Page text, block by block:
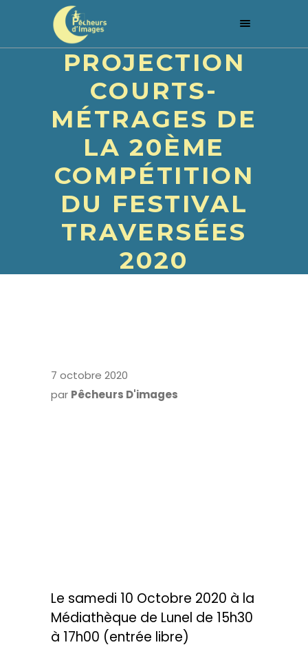
PROJECTION
COURTS-
MÉTRAGES DE
LA 20ÈME
COMPÉTITION
DU FESTIVAL
TRAVERSÉES
2020
7 octobre 2020
par Pêcheurs D'images
Le samedi 10 Octobre 2020 à la
Médiathèque de Lunel de 15h30
à 17h00 (entrée libre)